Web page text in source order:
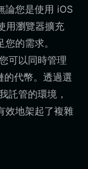
論您是使用 iOS
用瀏覽器擴充
的需求。
可以同時管理
的代幣。透過選
託管的環境，
效地架起了複雜